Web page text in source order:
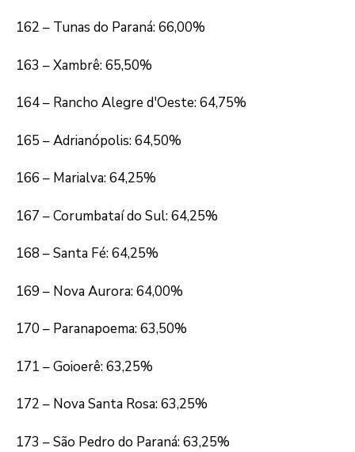
162 – Tunas do Paraná: 66,00%
163 – Xambrê: 65,50%
164 – Rancho Alegre d'Oeste: 64,75%
165 – Adrianópolis: 64,50%
166 – Marialva: 64,25%
167 – Corumbataí do Sul: 64,25%
168 – Santa Fé: 64,25%
169 – Nova Aurora: 64,00%
170 – Paranapoema: 63,50%
171 – Goioerê: 63,25%
172 – Nova Santa Rosa: 63,25%
173 – São Pedro do Paraná: 63,25%